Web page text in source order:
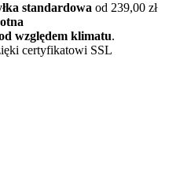
standardowa od 239,00 zł
względem klimatu.
certyfikatowi SSL